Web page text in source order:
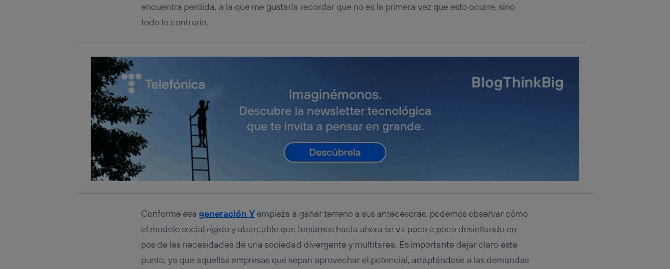
encuentra perdida, a la que me gustaría recordar que no es la primera vez que esto ocurre, sino
todo lo contrario.
Conforme esa generación Yempieza a ganar terreno a sus antecesoras, podemos observar cómo
el modelo social rígido y abarcable que teníamos hasta ahora se va poco a poco desinflando en
pos de las necesidades de una sociedad divergente y multitarea. Es importante dejar claro este
punto, ya que aquellas empresas que sepan aprovechar el potencial, adaptándose a las demandas